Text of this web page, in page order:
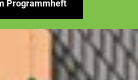
Programmheft